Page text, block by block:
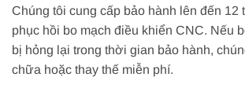
Chúng tôi cung cấp bảo hành lên đến 12
phục hồi bo mạch điều khiển CNC. Nếu
bị hỏng lại trong thời gian bảo hành,
chữa hoặc thay thế miễn phí.